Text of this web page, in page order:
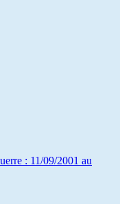
: 11/09/2001 au